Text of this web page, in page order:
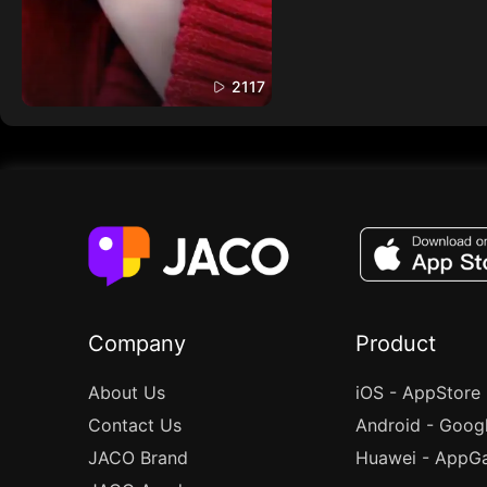
2117
Company
About Us
Contact Us
JACO Brand
Product
iOS - AppStore
Android -
Huawei -